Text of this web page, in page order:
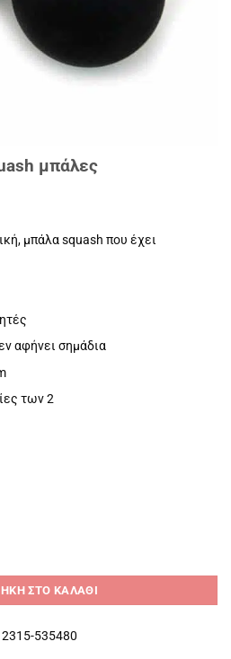
μπάλες
μπάλα squash που έχει
αφήνει σημάδια
των 2
ΣΤΟ ΚΑΛΆΘΙ
535480